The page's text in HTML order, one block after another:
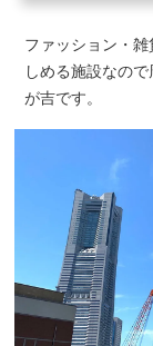
ファッション・
しめる施設なの
が吉です。